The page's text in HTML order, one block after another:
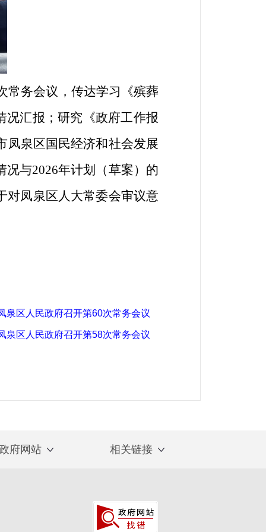
常务会议，传达学习《殡葬
况汇报；研究《政府工作报
凤泉区国民经济和社会发展
与2026年计划（草案）的
对凤泉区人大常委会审议意
泉区人民政府召开第60次常务会议
泉区人民政府召开第58次常务会议
府网站 相关链接